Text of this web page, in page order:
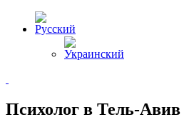
Психолог в Тель-Авив